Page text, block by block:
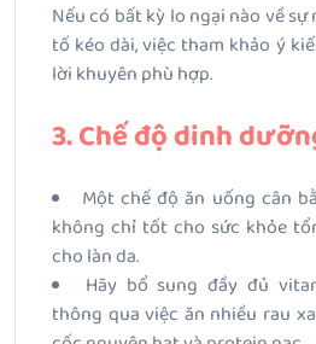
Nếu có bất kỳ lo ngại nào về
tố kéo dài, việc tham khảo ý
lời khuyên phù hợp.
3. Chế độ dinh
Một chế độ ăn uống cân
không chỉ tốt cho sức khỏe
cho làn da.
Hãy bổ sung đầy đủ
thông qua việc ăn nhiều rau